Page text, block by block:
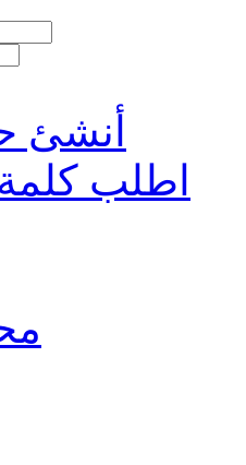
أنشئ
اطلب